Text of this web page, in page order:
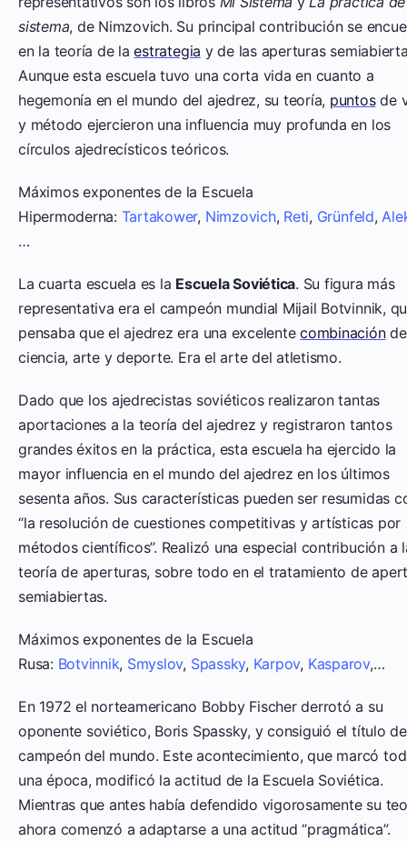
sistema, de Nimzovich. Su principal contribución se
en la teoría de laestrategia y de las aperturas
Aunque esta escuela tuvo una corta vida en cuanto a
hegemonía en el mundo del ajedrez, su teoría, puntosde
y método ejercieron una influencia muy profunda en los
círculos ajedrecísticos teóricos.
Máximos exponentes de la Escuela
Hipermoderna: Tartakower, Nimzovich, Reti, Grünfeld,
…
La cuarta escuela es la Escuela Soviética. Su figura más
representativa era el campeón mundial Mijail Botvinnik,
pensaba que el ajedrez era una excelentecombinaciónde
ciencia, arte y deporte. Era el arte del atletismo.
Dado que los ajedrecistas soviéticos realizaron tantas
aportaciones a la teoría del ajedrez y registraron tantos
grandes éxitos en la práctica, esta escuela ha ejercido la
mayor influencia en el mundo del ajedrez en los últimos
sesenta años. Sus características pueden ser resumidas
“la resolución de cuestiones competitivas y artísticas por
métodos científicos”. Realizó una especial contribución a
teoría de aperturas, sobre todo en el tratamiento de
semiabiertas.
Máximos exponentes de la Escuela
Rusa: Botvinnik, Smyslov, Spassky, Karpov, Kasparov,…
En 1972 el norteamericano Bobby Fischer derrotó a su
oponente soviético, Boris Spassky, y consiguió el título de
campeón del mundo. Este acontecimiento, que marcó
una época, modificó la actitud de la Escuela Soviética.
Mientras que antes había defendido vigorosamente su
ahora comenzó a adaptarse a una actitud “pragmática”.